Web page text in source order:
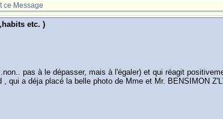
ce Message
etc. )
pas à le dépasser, mais à l'égaler) et qui réagit
qui a déja placé la belle photo de Mme et Mr. BENSIMON Z'L'